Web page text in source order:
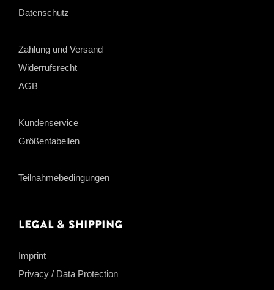
Datenschutz
Zahlung und Versand
Widerrufsrecht
AGB
Kundenservice
Größentabellen
Teilnahmebedingungen
Legal & Shipping
Imprint
Privacy / Data Protection